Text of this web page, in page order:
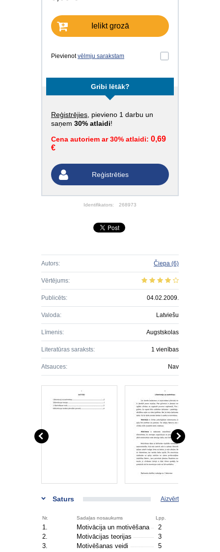
Ielikt grozā
Pievienotvēlmju sarakstam
Gribi lētāk?
Reģistrējies , pievieno 1 darbu un
saņem 30% atlaidi!
Cena autoriem ar 30% atlaidi: 0,69
€
Reģistrēties
Identifikators: 268973
Autors: Čiepa (6)
Vērtējums:
Publicēts: 04.02.2009.
Valoda: Latviešu
Līmenis: Augstskolas
Literatūras saraksts: 1 vienības
Atsauces: Nav
Saturs Aizvērt
Nr. Sadaļas nosaukums Lpp.
1. Motivācija un motivēšana
2
2.
Motivācijas teorijas
3
3.
Motivēšanas veidi
5